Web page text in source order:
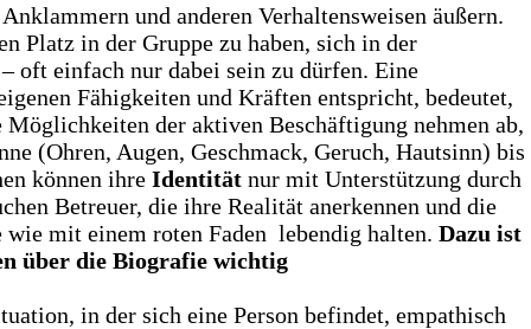
und anderen Verhaltensweisen äußern.
Platz in der Gruppe zu haben, sich in der
oft einfach nur dabei sein zu dürfen. Eine
Fähigkeiten und Kräften entspricht, bedeutet,
der aktiven Beschäftigung nehmen ab,
(Ohren, Augen, Geschmack, Geruch, Hautsinn) bis
können ihre Identität nur mit Unterstützung durch
Betreuer, die ihre Realität anerkennen und die
wie mit einem roten Faden lebendig halten. Dazu ist
über die Biografie wichtig
in der sich eine Person befindet, empathisch